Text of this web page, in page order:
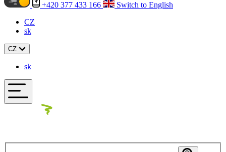
+420 377 433 166
Switch to English
CZ
sk
CZ
sk